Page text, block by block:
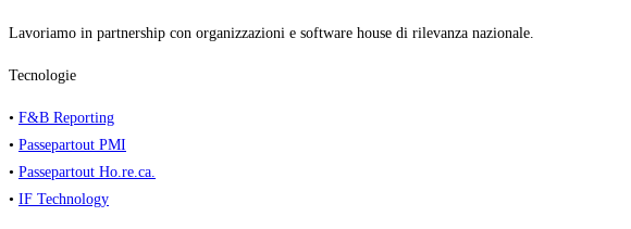
Lavoriamo in partnership con organizzazioni e software house di rilevanza nazionale.
Tecnologie
• F&B Reporting
• Passepartout PMI
• Passepartout Ho.re.ca.
• IF Technology